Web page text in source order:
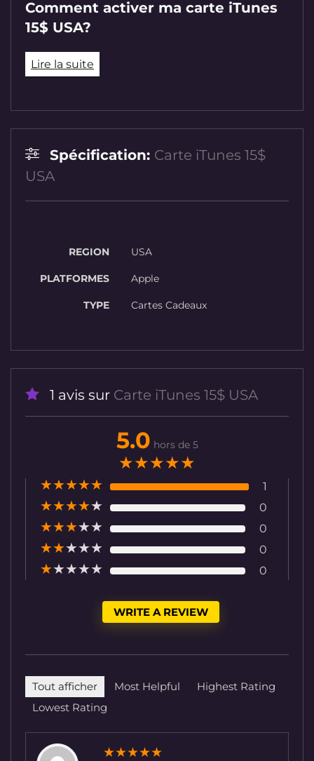
Comment activer ma carte iTunes
15$ USA?
Lire la suite
Spécification: Carte iTunes 15$
USA
REGION USA
PLATFORMES Apple
TYPE Cartes Cadeaux
1 avis sur Carte iTunes 15$ USA
5.0 hors de 5
★★★★★
★★★★★ 1
★★★★★ 0
★★★★★ 0
★★★★★ 0
★★★★★ 0
WRITE A REVIEW
Tout afficher Most Helpful
Highest Rating
Lowest Rating
★★★★★